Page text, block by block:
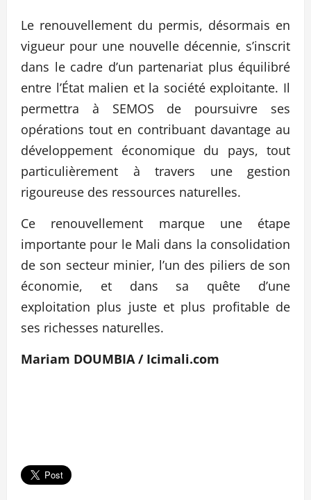
Le renouvellement du permis, désormais en
vigueur pour une nouvelle décennie, s’inscrit
dans le cadre d’un partenariat plus équilibré
entre l’État malien et la société exploitante. Il
permettra à SEMOS de poursuivre ses
opérations tout en contribuant davantage au
développement économique du pays, tout
particulièrement à travers une gestion
rigoureuse des ressources naturelles.
Ce renouvellement marque une étape
importante pour le Mali dans la consolidation
de son secteur minier, l’un des piliers de son
économie, et dans sa quête d’une
exploitation plus juste et plus profitable de
ses richesses naturelles.
Mariam DOUMBIA / Icimali.com